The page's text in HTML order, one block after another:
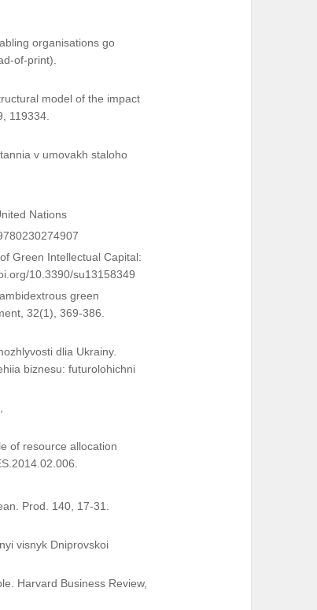
organisations go
of-print).
model of the impact
119334.
v umovakh staloho
Nations
Green Intellectual Capital:
10.3390/su13158349
green
32(1), 369-386.
dlia Ukrainy.
biznesu: futurolohichni
of resource allocation
Prod. 140, 17-31.
visnyk Dniprovskoi
Harvard Business Review,